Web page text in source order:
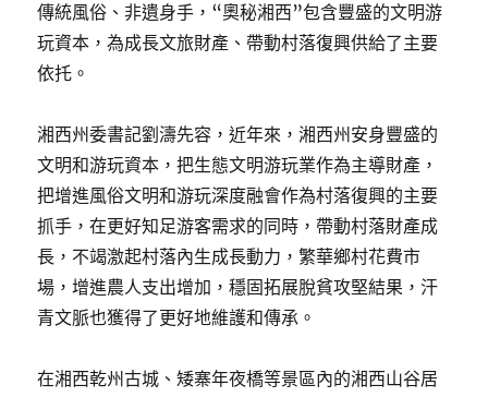
傳統風俗、非遺身手，“奧秘湘西”包含豐盛的文明游
玩資本，為成長文旅財產、帶動村落復興供給了主要
依托。
湘西州委書記劉濤先容，近年來，湘西州安身豐盛的
文明和游玩資本，把生態文明游玩業作為主導財產，
把增進風俗文明和游玩深度融會作為村落復興的主要
抓手，在更好知足游客需求的同時，帶動村落財產成
長，不竭激起村落內生成長動力，繁華鄉村花費市
場，增進農人支出增加，穩固拓展脫貧攻堅結果，汗
青文脈也獲得了更好地維護和傳承。
在湘西乾州古城、矮寨年夜橋等景區內的湘西山谷居